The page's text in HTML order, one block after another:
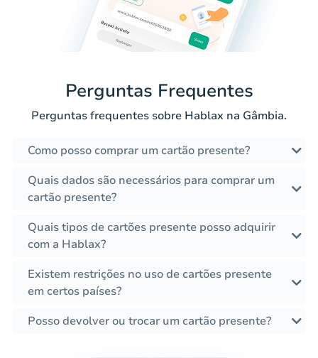
Perguntas Frequentes
Perguntas frequentes sobre Hablax na Gâmbia.
Como posso comprar um cartão presente?
Quais dados são necessários para comprar um
cartão presente?
Quais tipos de cartões presente posso adquirir
com a Hablax?
Existem restrições no uso de cartões presente
em certos países?
Posso devolver ou trocar um cartão presente?